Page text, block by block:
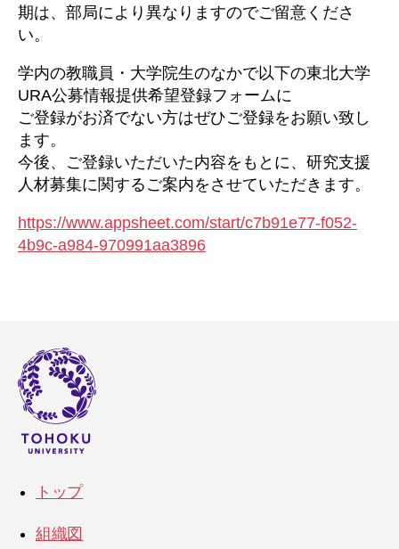
期は、部局により異なりますのでご留意くださ
い。
学内の教職員・大学院生のなかで以下の東北大学
URA公募情報提供希望登録フォームに
ご登録がお済でない方はぜひご登録をお願い致し
ます。
今後、ご登録いただいた内容をもとに、研究支援
人材募集に関するご案内をさせていただきます。
https://www.appsheet.com/start/c7b91e77-f052-
4b9c-a984-970991aa3896
トップ
組織図